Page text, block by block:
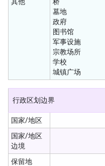
墓地
政府
图书馆
军事设施
宗教场所
学校
城镇广场
行政区划边界
国家/地区
国家/地区
边境
保留地